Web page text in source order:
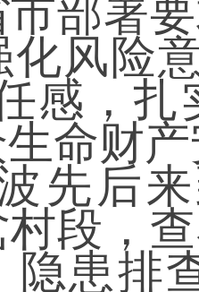
部署
化风险
感，
命财
先后
段，
隐患排